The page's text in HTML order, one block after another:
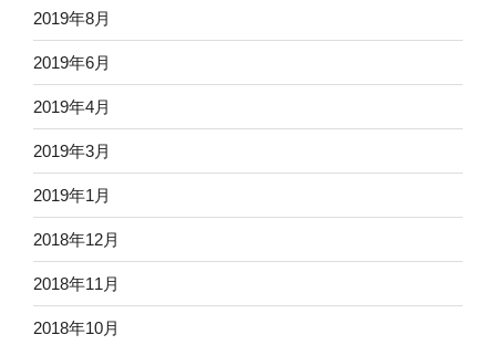
2019年8月
2019年6月
2019年4月
2019年3月
2019年1月
2018年12月
2018年11月
2018年10月